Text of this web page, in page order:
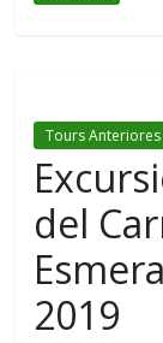
Tours Anteriores
del
2019